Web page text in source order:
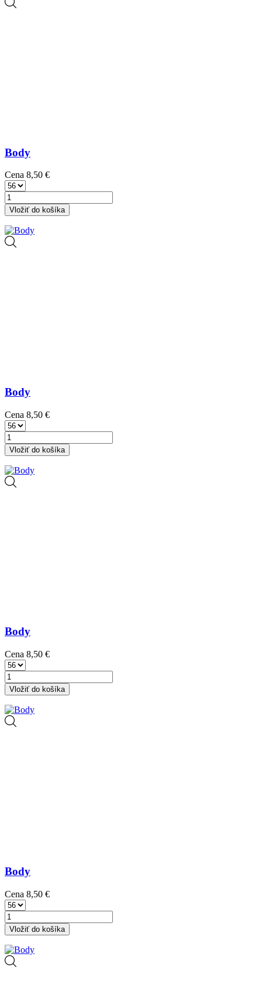
Body
Cena 8,50 €
Vložiť do košíka
Body
Cena 8,50 €
Vložiť do košíka
Body
Cena 8,50 €
Vložiť do košíka
Body
Cena 8,50 €
Vložiť do košíka